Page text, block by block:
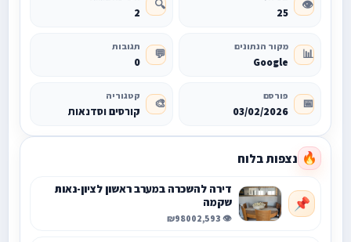
👁️
25
🔍
2
📊 מקור הנתונים
Google
💬 תגובות
0
📅 פורסם
03/02/2026
🎨 קטגוריה
קורסים וסדנאות
🔥 נצפות בלוח
📌
דירה להשכרה במערב ראשון לציון-נאות
שקמה
👁️ 2,593
₪9800